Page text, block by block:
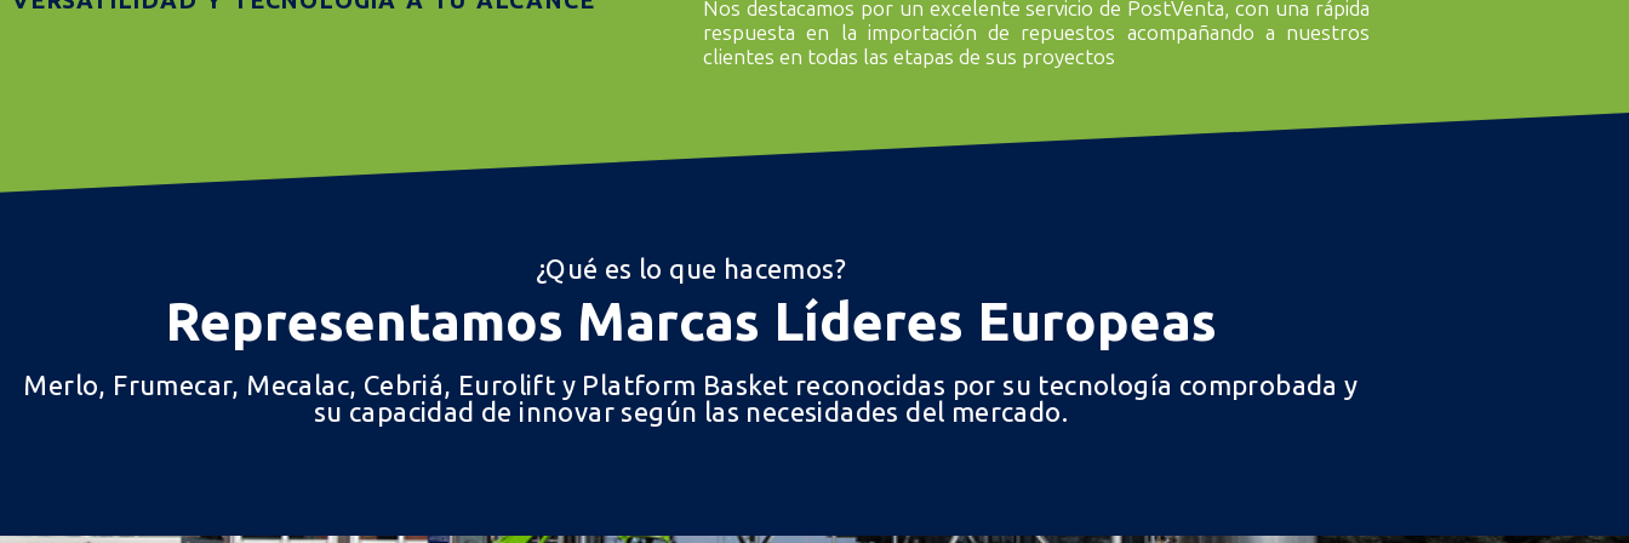
que optimizan el proceso, garantizando durabilidad y eficiencia en cada proyecto.
CONOCER MÁS
Nos destacamos por un excelente servicio de PostVenta, con una rápida
respuesta en la importación de repuestos acompañando a nuestros
clientes en todas las etapas de sus proyectos
¿Qué es lo que hacemos?
Representamos Marcas Líderes Europeas
Merlo, Frumecar, Mecalac, Cebriá, Eurolift y Platform Basket reconocidas por su tecnología comprobada y
su capacidad de innovar según las necesidades del mercado.